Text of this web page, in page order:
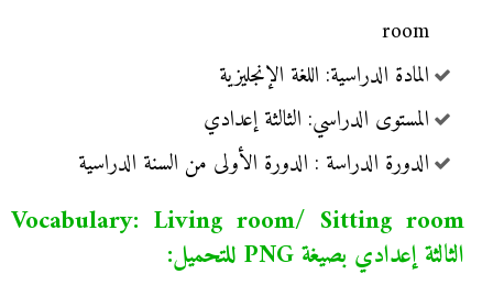
room
المادة الدراسية: اللغة الإنجليزية
المستوى الدراسي: الثالثة إعدادي
الدورة الدراسة : الدورة الأولى من السنة الدراسية
Vocabulary: Living room/ Sitting room
الثالثة إعدادي بصيغة PNG للتحميل: